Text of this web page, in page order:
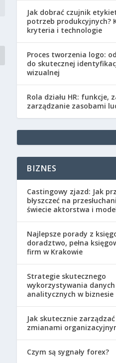
Jak dobrać czujnik
potrzeb produkcyjnych?
kryteria i technologie
Proces tworzenia logo:
do skutecznej
wizualnej
Rola działu HR: funkcje,
zarządzanie zasobami
BIZNES
Castingowy zjazd: Jak
błyszczeć na
świecie aktorstwa i
Najlepsze porady z
doradztwo, pełna
firm w Krakowie
Strategie skutecznego
wykorzystywania danych
analitycznych w biznesie
Jak skutecznie zarządzać
zmianami
Czym są sygnały forex?